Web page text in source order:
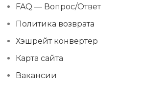
FAQ — Вопрос/Ответ
Политика возврата
Хэшрейт конвертер
Карта сайта
Вакансии